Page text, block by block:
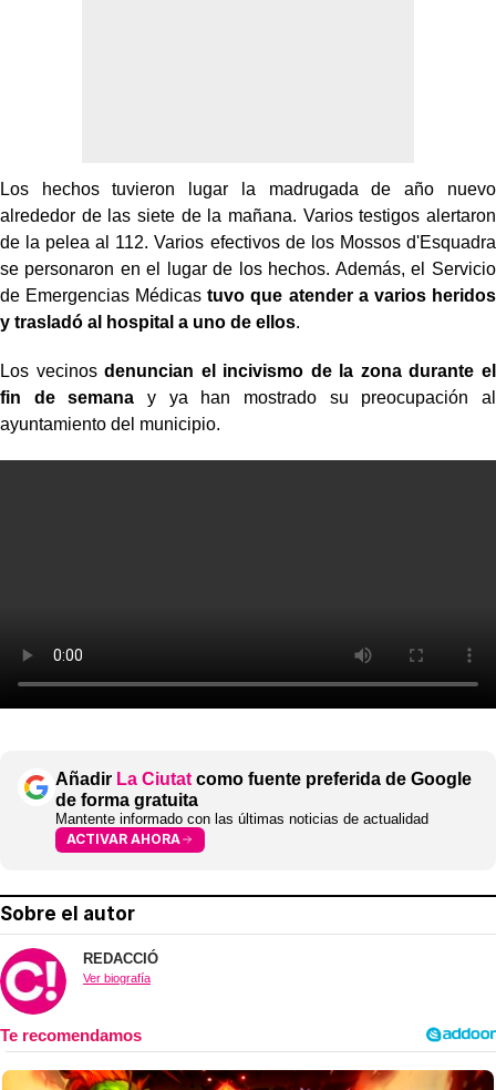
Los hechos tuvieron lugar la madrugada de año nuevo
alrededor de las siete de la mañana. Varios testigos alertaron
de la pelea al 112. Varios efectivos de los Mossos d'Esquadra
se personaron en el lugar de los hechos. Además, el Servicio
de Emergencias Médicastuvo que atender a varios heridos
y trasladó al hospital a uno de ellos.
Los vecinosdenuncian el incivismo de la zona durante el
fin de semana y ya han mostrado su preocupación al
ayuntamiento del municipio.
Añadir La Ciutat como fuente preferida de Google
de forma gratuita
Mantente informado con las últimas noticias de actualidad
ACTIVAR AHORA
Sobre el autor
REDACCIÓ
Ver biografía